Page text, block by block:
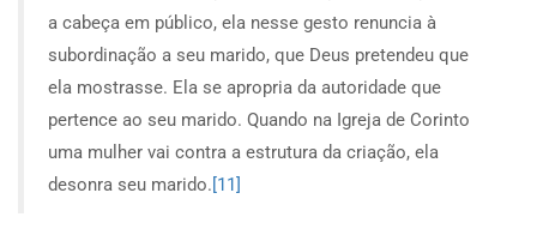
a cabeça em público, ela nesse gesto renuncia à
subordinação a seu marido, que Deus pretendeu que
ela mostrasse. Ela se apropria da autoridade que
pertence ao seu marido. Quando na Igreja de Corinto
uma mulher vai contra a estrutura da criação, ela
desonra seu marido.[11]